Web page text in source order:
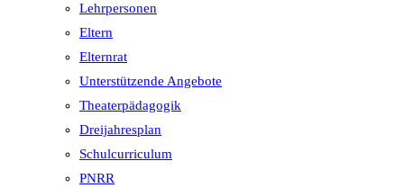
Lehrpersonen
Eltern
Elternrat
Unterstützende Angebote
Theaterpädagogik
Dreijahresplan
Schulcurriculum
PNRR